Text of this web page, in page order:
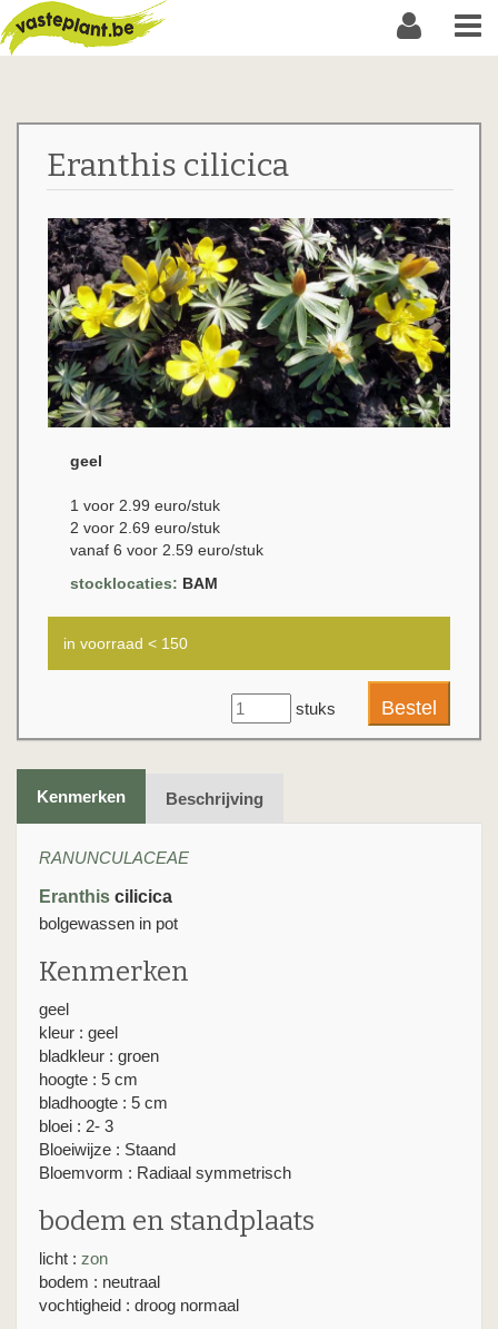
Eranthis cilicica
geel
1 voor 2.99 euro/stuk
2 voor 2.69 euro/stuk
vanaf 6 voor 2.59 euro/stuk
stocklocaties: BAM
in voorraad < 150
stuks
Kenmerken Beschrijving
RANUNCULACEAE
Eranthis cilicica
bolgewassen in pot
Kenmerken
geel
kleur : geel
bladkleur : groen
hoogte : 5 cm
bladhoogte : 5 cm
bloei : 2- 3
Bloeiwijze : Staand
Bloemvorm : Radiaal symmetrisch
bodem en standplaats
licht : zon
bodem : neutraal
vochtigheid : droog normaal